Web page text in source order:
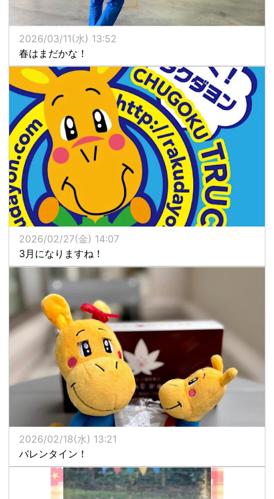
2026/03/11(水) 13:52
春はまだかな！
2026/02/27(金) 14:07
3月になりますね！
2026/02/18(水) 13:21
バレンタイン！